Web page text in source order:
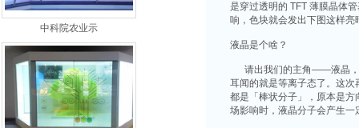
是穿过透明的 TFT 薄膜晶体
响，色块就会发出下图这样
液晶是个啥？
请出我们的主角——液晶，
耳闻的就是等离子态了。这
都是「棒状分子」，原本是
场影响时，液晶分子会产生一
中科院农业示